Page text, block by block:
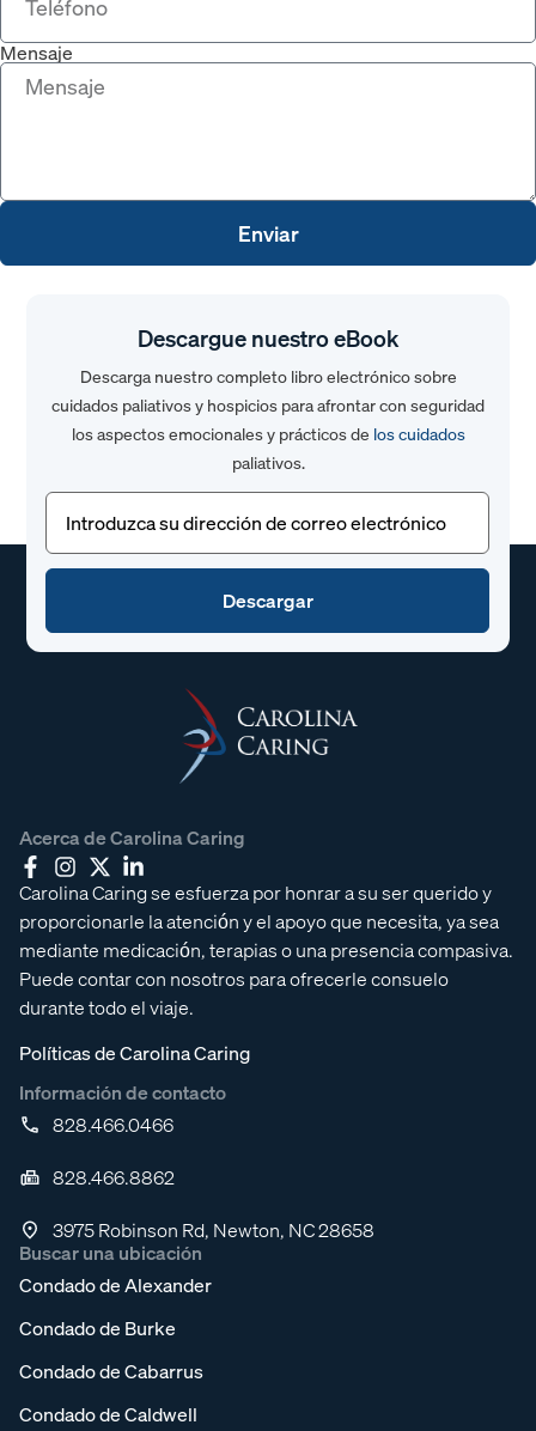
Mensaje
Enviar
Descargue nuestro eBook
Descarga nuestro completo libro electrónico sobre
cuidados paliativos y hospicios para afrontar con seguridad
los aspectos emocionales y prácticos de los cuidados
paliativos.
Correo
electrónico(Obligatorio)
Acerca de Carolina Caring
Carolina Caring se esfuerza por honrar a su ser querido y
proporcionarle la atención y el apoyo que necesita, ya sea
mediante medicación, terapias o una presencia compasiva.
Puede contar con nosotros para ofrecerle consuelo
durante todo el viaje.
Políticas de Carolina Caring
Información de contacto
828.466.0466
828.466.8862
3975 Robinson Rd, Newton, NC 28658
Buscar una ubicación
Condado de Alexander
Condado de Burke
Condado de Cabarrus
Condado de Caldwell